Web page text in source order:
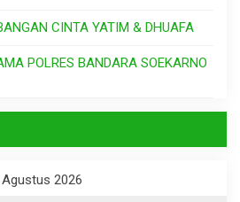
CINTA YATIM & DHUAFA
POLRES BANDARA SOEKARNO
Agustus 2026